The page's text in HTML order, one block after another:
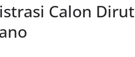
Calon Dirut